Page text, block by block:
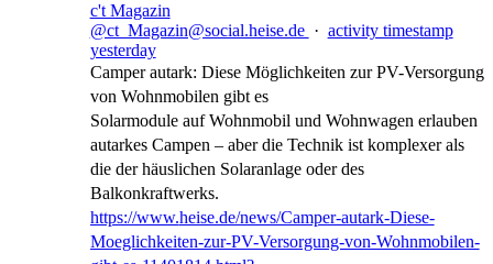
c't Magazin
@ct_Magazin@social.heise.de · activity timestamp
yesterday
Camper autark: Diese Möglichkeiten zur PV-Versorgung
von Wohnmobilen gibt es
Solarmodule auf Wohnmobil und Wohnwagen erlauben
autarkes Campen – aber die Technik ist komplexer als
die der häuslichen Solaranlage oder des
Balkonkraftwerks.
https://www.heise.de/news/Camper-autark-Diese-
Moeglichkeiten-zur-PV-Versorgung-von-Wohnmobilen-